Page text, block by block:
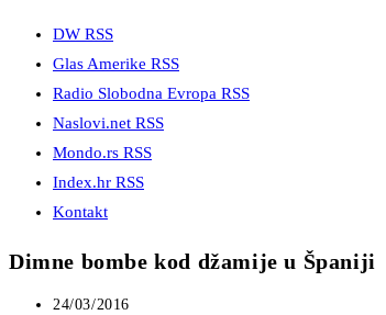
DW RSS
Glas Amerike RSS
Radio Slobodna Evropa RSS
Naslovi.net RSS
Mondo.rs RSS
Index.hr RSS
Kontakt
Dimne bombe kod džamije u Španiji
Post
24/03/2016